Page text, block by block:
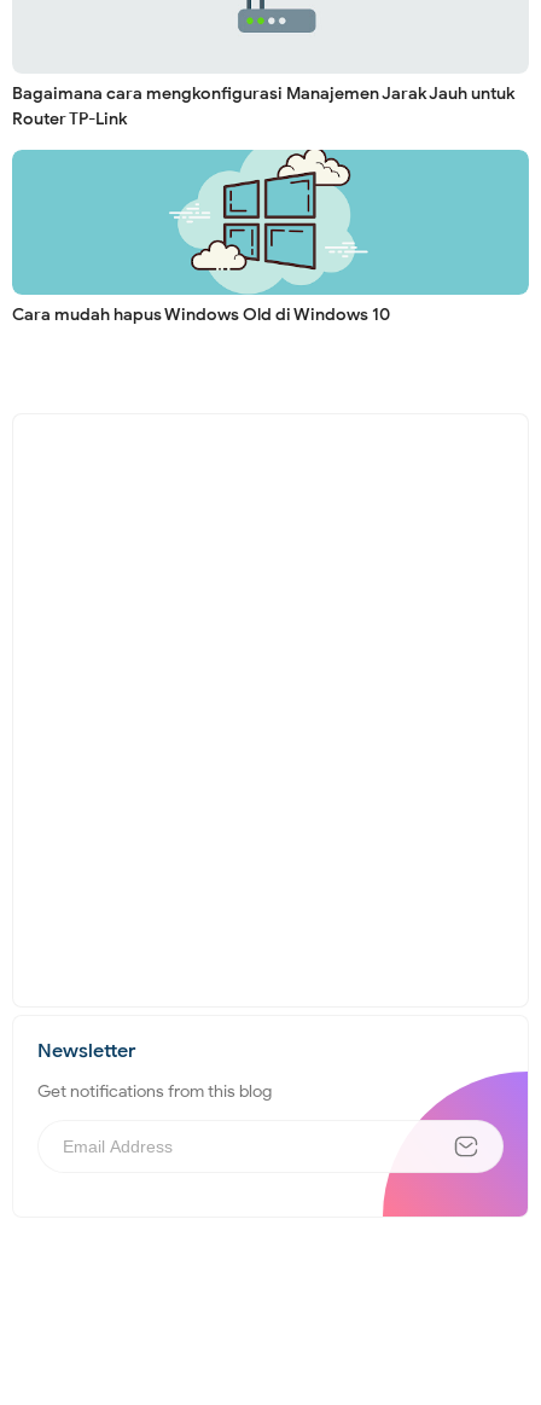
Bagaimana cara mengkonfigurasi Manajemen Jarak Jauh untuk
Router TP-Link
Cara mudah hapus Windows Old di Windows 10
Newsletter
Get notifications from this blog